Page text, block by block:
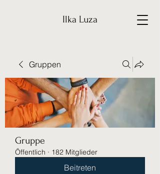
Ilka Luza
Gruppen
Gruppe
Öffentlich · 182 Mitglieder
Beitreten